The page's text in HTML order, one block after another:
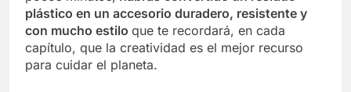
plástico en un accesorio duradero, resistente y
con mucho estilo que te recordará, en cada
capítulo, que la creatividad es el mejor recurso
para cuidar el planeta.